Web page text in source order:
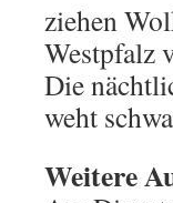
ziehen
Westpfalz
Die
weht
Weitere